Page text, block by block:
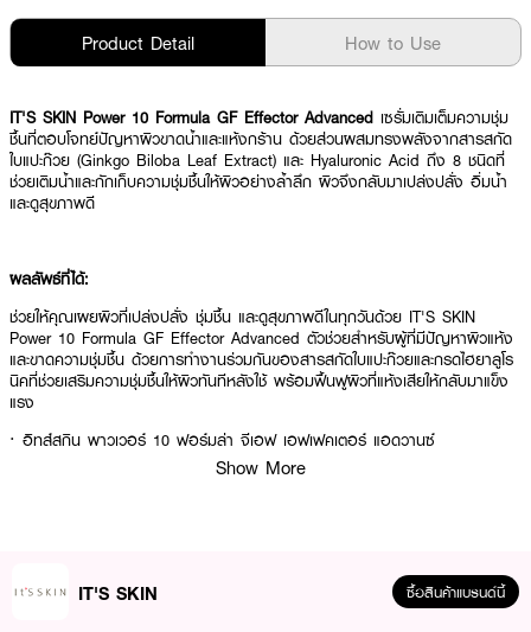
Product Detail How to Use
IT'S SKIN Power 10 Formula GF Effector Advanced เซรั่มเติมเต็มความชุ่ม
ชื้นที่ตอบโจทย์ปัญหาผิวขาดน้ำและแห้งกร้าน ด้วยส่วนผสมทรงพลังจากสารสกัด
ใบแปะก๊วย (Ginkgo Biloba Leaf Extract) และ Hyaluronic Acid ถึง 8 ชนิดที่
ช่วยเติมน้ำและกักเก็บความชุ่มชื้นให้ผิวอย่างล้ำลึก ผิวจึงกลับมาเปล่งปลั่ง อิ่มน้ำ
และดูสุขภาพดี
ผลลัพธ์ที่ได้:
ช่วยให้คุณเผยผิวที่เปล่งปลั่ง ชุ่มชื้น และดูสุขภาพดีในทุกวันด้วย IT'S SKIN
Power 10 Formula GF Effector Advanced ตัวช่วยสำหรับผู้ที่มีปัญหาผิวแห้ง
และขาดความชุ่มชื้น ด้วยการทำงานร่วมกันของสารสกัดใบแปะก๊วยและกรดไฮยาลูโร
นิคที่ช่วยเสริมความชุ่มชื้นให้ผิวทันทีหลังใช้ พร้อมฟื้นฟูผิวที่แห้งเสียให้กลับมาแข็ง
แรง
· อิทส์สกิน พาวเวอร์ 10 ฟอร์มูล่า จีเอฟ เอฟเฟคเตอร์ แอดวานซ์
· เหมาะสำหรับผิวแห้งและผิวขาดน้ำ
Show More
IT'S SKIN ซื้อสินค้าแบรนด์นี้